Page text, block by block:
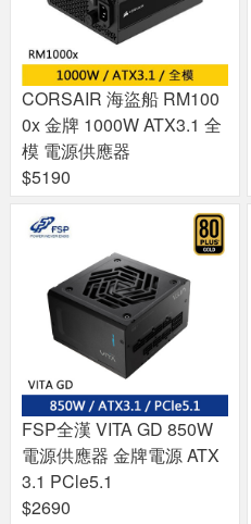
CORSAIR 海盜船 RM100
0x 金牌 1000W ATX3.1 全
模 電源供應器
$5190
FSP全漢 VITA GD 850W
電源供應器 金牌電源 ATX
3.1 PCle5.1
$2690